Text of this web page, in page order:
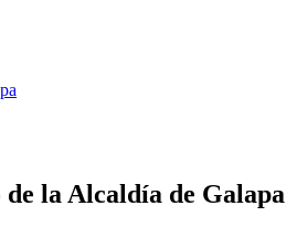
la Alcaldía de Galapa